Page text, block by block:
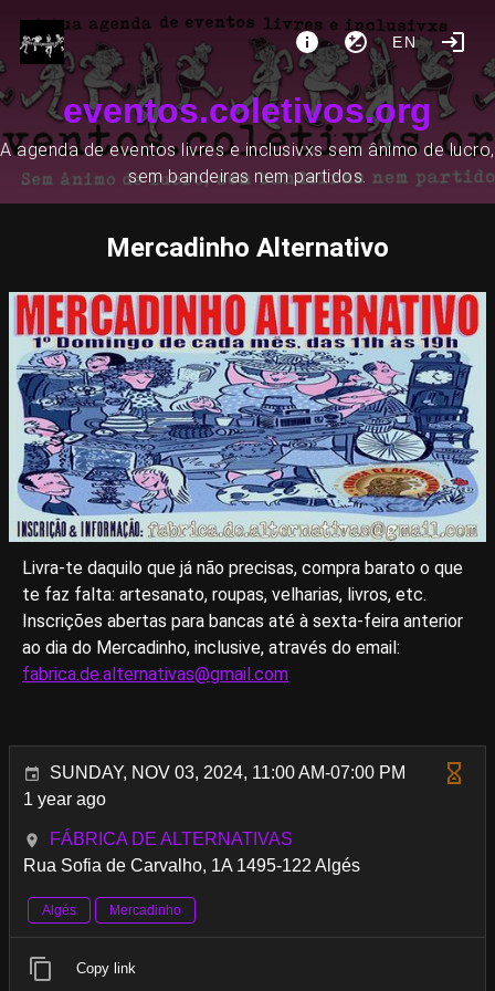
EN
eventos.coletivos.org
A agenda de eventos livres e inclusivxs sem ânimo de lucro,
sem bandeiras nem partidos.
Mercadinho Alternativo
Livra-te daquilo que já não precisas, compra barato o que
te faz falta: artesanato, roupas, velharias, livros, etc.
Inscrições abertas para bancas até à sexta-feira anterior
ao dia do Mercadinho, inclusive, através do email:
fabrica.de.alternativas@gmail.com
SUNDAY, NOV 03, 2024, 11:00 AM-07:00 PM
1 year ago
FÁBRICA DE ALTERNATIVAS
Rua Sofia de Carvalho, 1A 1495-122 Algés
Algés Mercadinho
Copy link